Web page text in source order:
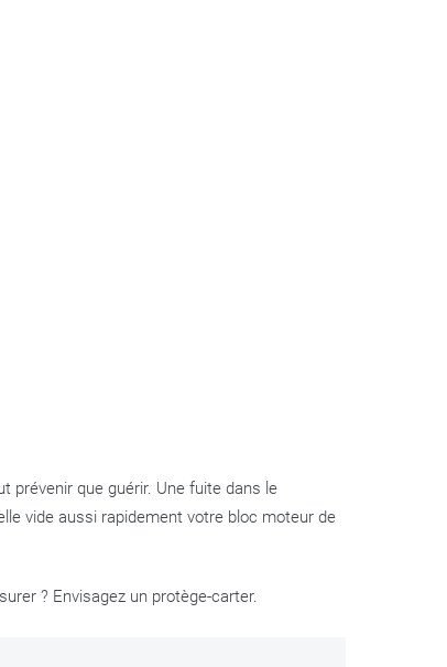
prévenir que guérir. Une fuite dans le
vide aussi rapidement votre bloc moteur de
? Envisagez un protège-carter.